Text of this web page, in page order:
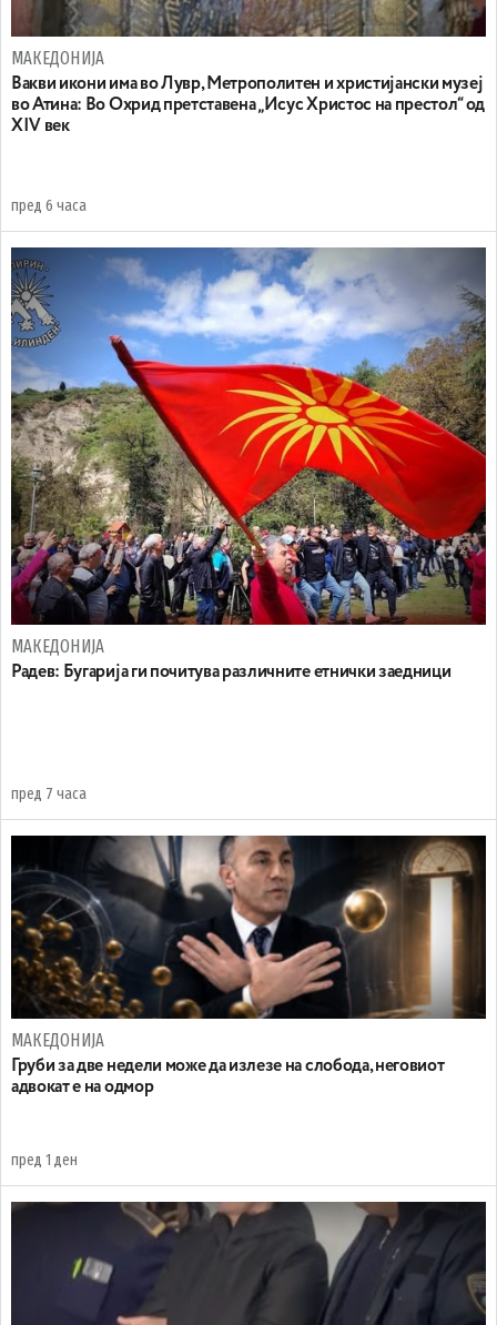
МАКЕДОНИЈА
Вакви икони има во Лувр, Метрополитен и христијански музеј
во Атина: Во Охрид претставена „Исус Христос на престол“ од
XIV век
пред 6 часа
МАКЕДОНИЈА
Радев: Бугарија ги почитува различните етнички заедници
пред 7 часа
МАКЕДОНИЈА
Груби за две недели може да излезе на слобода, неговиот
адвокат е на одмор
пред 1 ден